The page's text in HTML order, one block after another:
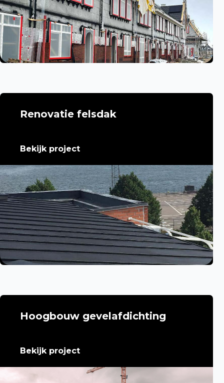
Renovatie felsdak
Bekijk project
Hoogbouw gevelafdichting
Bekijk project